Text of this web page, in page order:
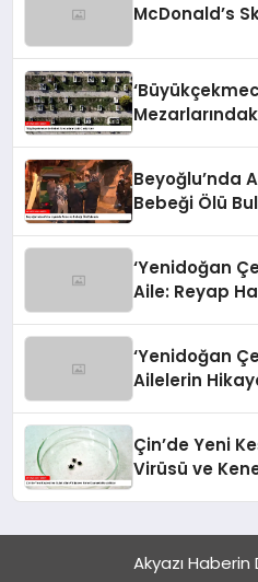
McDonald’s
Beyoğlu’nda
Bebeği Ölü
‘Yenidoğan
Aile: Reyap
‘Yenidoğan
Ailelerin
Çin’de Yeni
Virüsü ve
Akyazı